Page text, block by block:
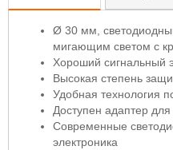
Ø 30 мм,
мигающим светом с
Хороший сигнальный
Высокая степень
Удобная технология
Доступен адаптер
Современные
электроника